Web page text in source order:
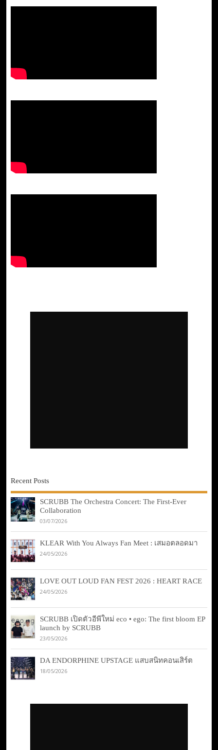
Recent Posts
SCRUBB The Orchestra Concert: The First-Ever
Collaboration
03/07/2026
KLEAR With You Always Fan Meet : เสมอตลอดมา
24/05/2026
LOVE OUT LOUD FAN FEST 2026 : HEART RACE
24/05/2026
SCRUBB เปิดตัวอีพีใหม่ eco • ego: The first bloom EP
launch by SCRUBB
23/05/2026
DA ENDORPHINE UPSTAGE แสบสนิทคอนเสิร์ต
18/05/2026